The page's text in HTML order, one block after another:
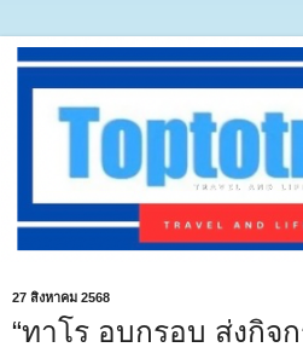
27 สิงหาคม 2568
“ทาโร อบกรอบ ส่งกิจ